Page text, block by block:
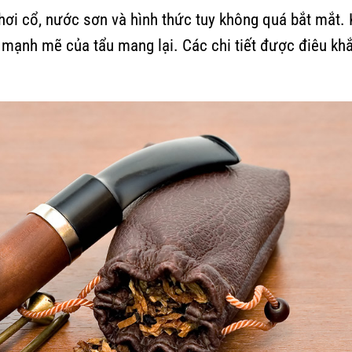
cổ, nước sơn và hình thức tuy không quá bắt mắt.
mẽ của tẩu mang lại. Các chi tiết được điêu